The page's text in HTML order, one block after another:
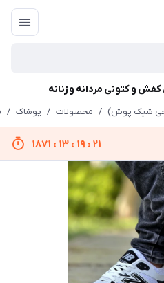
و کتونی مردانه و زنانه
شیک پوش) / محصولات / پوشاک /
1871 : 13 : 19 : 21